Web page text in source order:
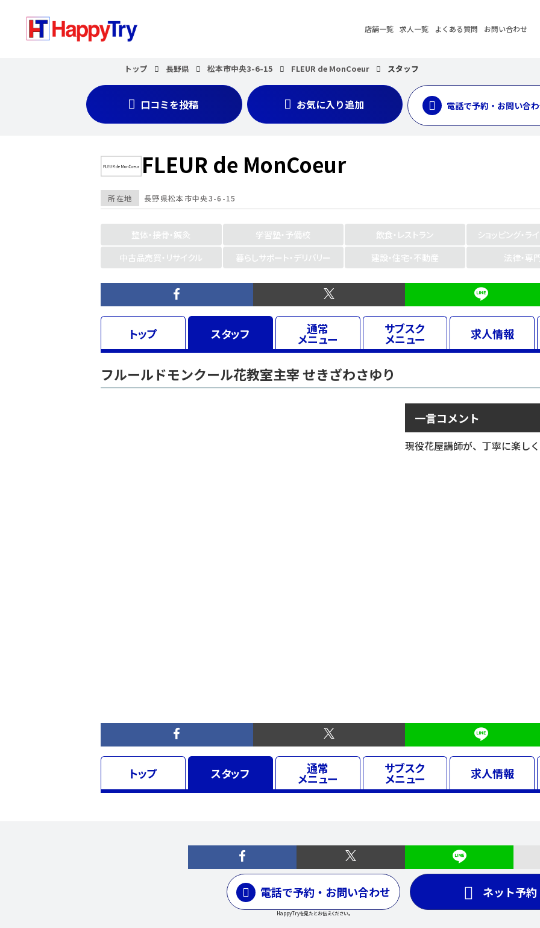
店舗一覧 求人一覧 よくある質問 お問い合わせ
トップ 長野県 松本市中央3-6-15 FLEUR de MonCoeur スタッフ
電話で予約・お問い合
口コミを投稿 お気に入り追加
FLEUR de MonCoeur
所在地 長野県松本市中央3-6-15
整体・接骨・鍼灸 学習塾・予備校 飲食・レストラン
ショッピング・ラ
中古品売買・リサイクル
暮らしサポート・デリバリー 建設・住宅・不動産 法律・専
トップ スタッフ 通常
メニュー
サブスク
メニュー 求人情報
フルールドモンクール花教室主宰 せきざわさゆり
一言コメント
現役花屋講師が、丁寧に楽し
トップ スタッフ 通常
メニュー
サブスク
メニュー 求人情報
ネット予約
電話で予約・お問い合わせ
HappyTryを見たとお伝えください。